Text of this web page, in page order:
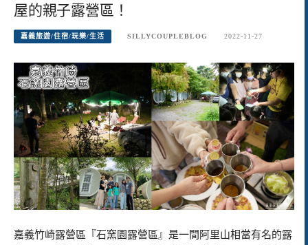
屋的親子露營區！
嘉義旅遊/住宿/玩樂/生活 SILLYCOUPLEBLOG 2022-11-27
嘉義竹崎露營區『石窯園露營區』是一間阿里山相當有名的露